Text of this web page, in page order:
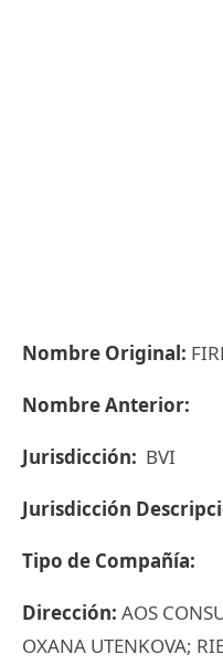
Nombre Original:
Nombre Anterior:
Jurisdicción: BVI
Jurisdicción
Tipo de Compañía:
Dirección: AOS
OXANA UTENKOVA;